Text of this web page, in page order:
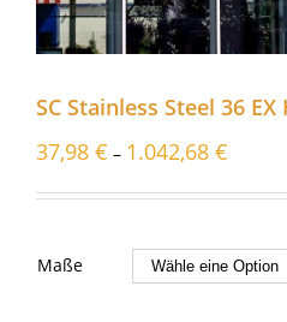
SC Stainless Steel 36 EX
37,98 € – 1.042,68 €
Maße